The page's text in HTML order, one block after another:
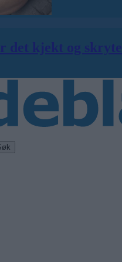
det kjekt og